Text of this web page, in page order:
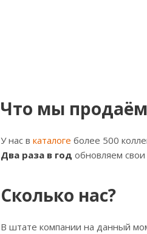
Что мы
У нас в каталоге более 500
Два раза в год обновляем
Сколько нас?
В штате компании на данный